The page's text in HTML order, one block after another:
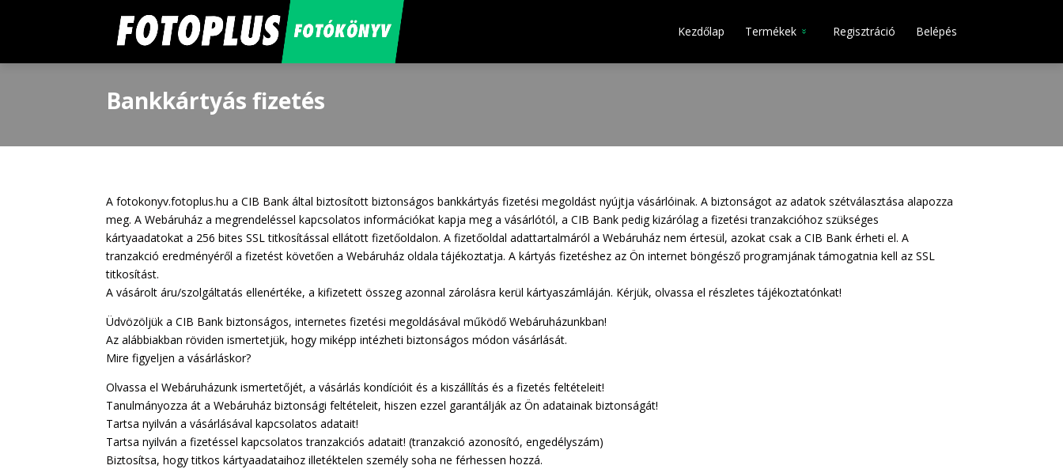
Kezdőlap Termékek Regisztráció Belépés
Bankkártyás fizetés
A fotokonyv.fotoplus.hu a CIB Bank által biztosított biztonságos bankkártyás fizetési megoldást nyújtja vásárlóinak. A biztonságot az adatok szétválasztása alapozza
meg. A Webáruház a megrendeléssel kapcsolatos információkat kapja meg a vásárlótól, a CIB Bank pedig kizárólag a fizetési tranzakcióhoz szükséges
kártyaadatokat a 256 bites SSL titkosítással ellátott fizetőoldalon. A fizetőoldal adattartalmáról a Webáruház nem értesül, azokat csak a CIB Bank érheti el. A
tranzakció eredményéről a fizetést követően a Webáruház oldala tájékoztatja. A kártyás fizetéshez az Ön internet böngésző programjának támogatnia kell az SSL
titkosítást.
A vásárolt áru/szolgáltatás ellenértéke, a kifizetett összeg azonnal zárolásra kerül kártyaszámláján. Kérjük, olvassa el részletes tájékoztatónkat!
Üdvözöljük a CIB Bank biztonságos, internetes fizetési megoldásával működő Webáruházunkban!
Az alábbiakban röviden ismertetjük, hogy miképp intézheti biztonságos módon vásárlását.
Mire figyeljen a vásárláskor?
Olvassa el Webáruházunk ismertetőjét, a vásárlás kondícióit és a kiszállítás és a fizetés feltételeit!
Tanulmányozza át a Webáruház biztonsági feltételeit, hiszen ezzel garantálják az Ön adatainak biztonságát!
Tartsa nyilván a vásárlásával kapcsolatos adatait!
Tartsa nyilván a fizetéssel kapcsolatos tranzakciós adatait! (tranzakció azonosító, engedélyszám)
Biztosítsa, hogy titkos kártyaadataihoz illetéktelen személy soha ne férhessen hozzá.